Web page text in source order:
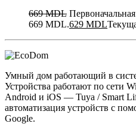
669MDL
669 MDL.629 MDL
Умный дом работающий в
Устройства работают по сети
Android и iOS — Tuya / Smart
автоматизация устройств с
Google.